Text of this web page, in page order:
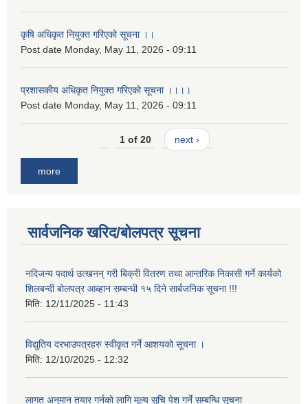
कृषि अधिकृत नियुक्त गरिएको सूचना ।।
Post date Monday, May 11, 2026 - 09:11
प्रशासकीय अधिकृत नियुक्त गरिएको सूचना ।।।।
Post date Monday, May 11, 2026 - 09:11
1 of 20 next ›
more
सार्वजनिक खरिद/बोलपत्र सूचना
नदिजन्य पदार्थ उत्खनन् गरी बिक्री वितरण तथा आन्तरिक निकासी गर्ने कार्यको
शिलबन्दी बोलपत्र आब्हान सम्बन्धी १५ दिने सार्बजनिक सूचना !!!
मिति: 12/11/2025 - 11:43
विद्युतिय दरभाउपत्रहरु स्वीकृत गर्ने आशयको सूचना ।
मिति: 12/10/2025 - 12:32
लागत अनुमान तयार गर्नकाे लागि मूल्य सुचि पेश गर्ने सम्बन्धि सूचना